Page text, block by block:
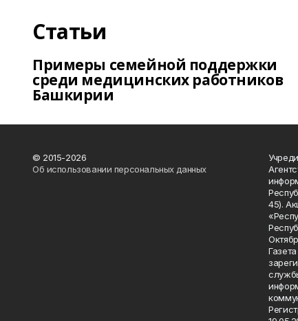
Статьи
Примеры семейной поддержки
среди медицинских работников
Башкирии
© 2015-2026
Об использовании персональных данных
45).